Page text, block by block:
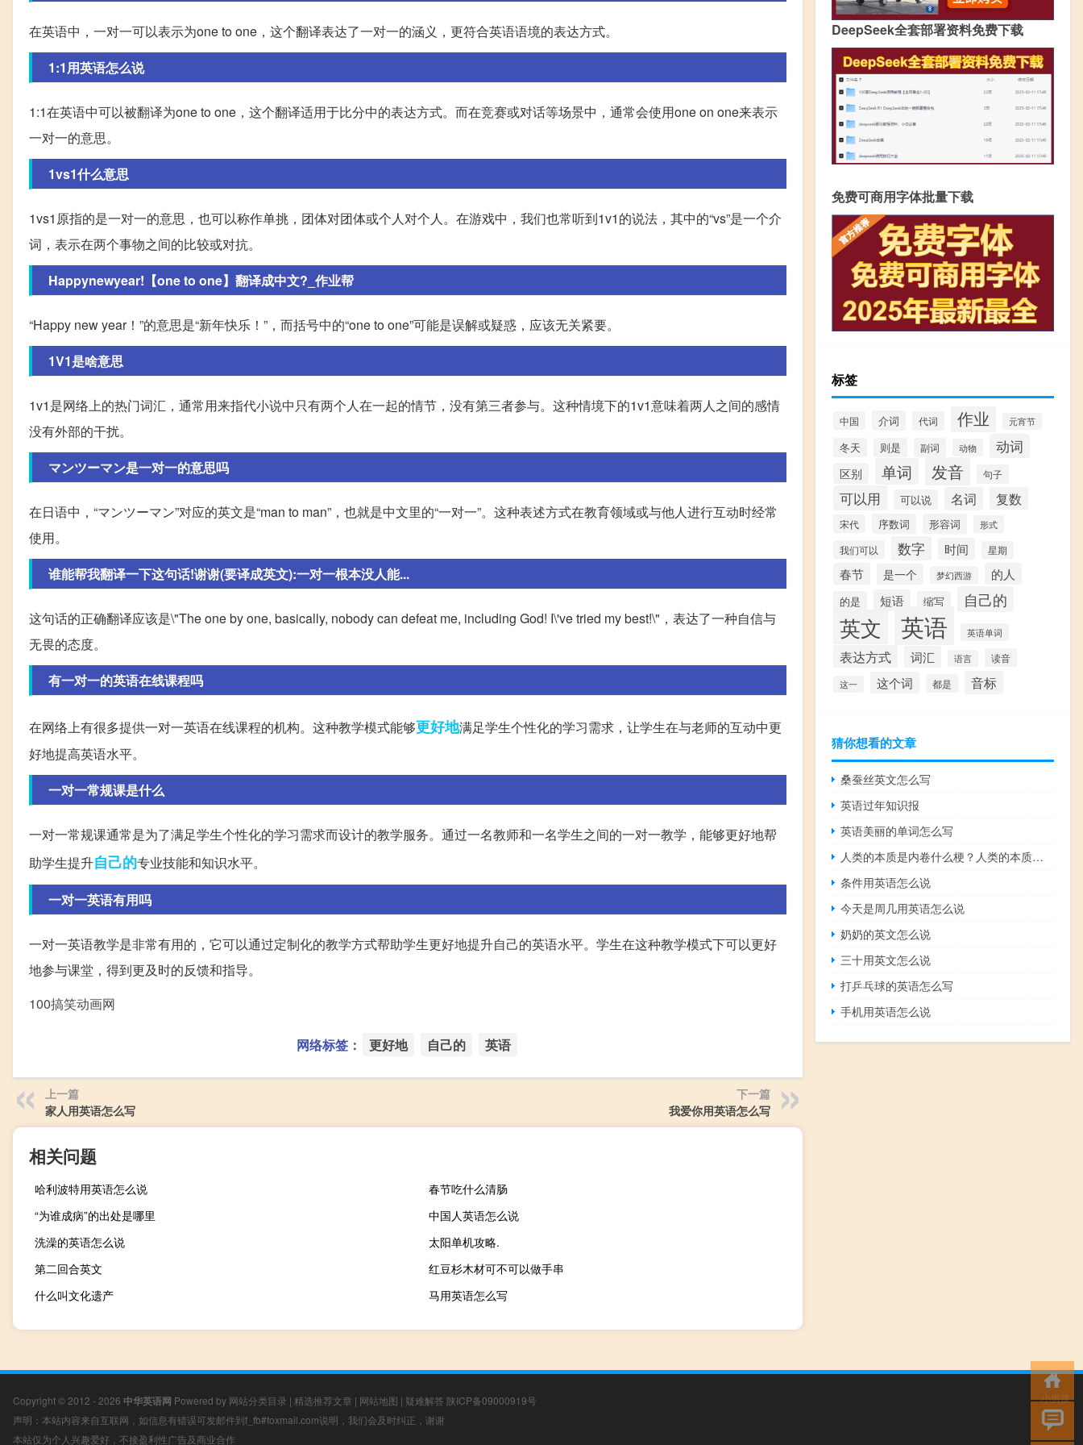
在英语中，一对一可以表示为one to one，这个翻译表达了一对一的涵义，更符合英语语境的表达方式。
1:1用英语怎么说
1:1在英语中可以被翻译为one to one，这个翻译适用于比分中的表达方式。而在竞赛或对话等场景中，通常会使用one on one来表示
一对一的意思。
1vs1什么意思
1vs1原指的是一对一的意思，也可以称作单挑，团体对团体或个人对个人。在游戏中，我们也常听到1v1的说法，其中的“vs”是一个介
词，表示在两个事物之间的比较或对抗。
Happynewyear!【one to one】翻译成中文?_作业帮
“Happy new year！”的意思是“新年快乐！”，而括号中的“one to one”可能是误解或疑惑，应该无关紧要。
1V1是啥意思
1v1是网络上的热门词汇，通常用来指代小说中只有两个人在一起的情节，没有第三者参与。这种情境下的1v1意味着两人之间的感情
没有外部的干扰。
マンツーマン是一对一的意思吗
在日语中，“マンツーマン”对应的英文是“man to man”，也就是中文里的“一对一”。这种表述方式在教育领域或与他人进行互动时经常
使用。
谁能帮我翻译一下这句话!谢谢(要译成英文):一对一根本没人能...
这句话的正确翻译应该是\"The one by one, basically, nobody can defeat me, including God! I\'ve tried my best!\"，表达了一种自信与
无畏的态度。
有一对一的英语在线课程吗
在网络上有很多提供一对一英语在线课程的机构。这种教学模式能够更好地满足学生个性化的学习需求，让学生在与老师的互动中更
好地提高英语水平。
一对一常规课是什么
一对一常规课通常是为了满足学生个性化的学习需求而设计的教学服务。通过一名教师和一名学生之间的一对一教学，能够更好地帮
助学生提升自己的专业技能和知识水平。
一对一英语有用吗
一对一英语教学是非常有用的，它可以通过定制化的教学方式帮助学生更好地提升自己的英语水平。学生在这种教学模式下可以更好
地参与课堂，得到更及时的反馈和指导。
100搞笑动画网
网络标签： 更好地 自己的 英语
上一篇
家人用英语怎么写
下一篇
我爱你用英语怎么写
相关问题
哈利波特用英语怎么说
春节吃什么清肠
“为谁成病”的出处是哪里
中国人英语怎么说
洗澡的英语怎么说
太阳单机攻略.
第二回合英文
红豆杉木材可不可以做手串
什么叫文化遗产
马用英语怎么写
DeepSeek全套部署资料免费下载
免费可商用字体批量下载
标签
中国 介词 代词 作业 元宵节
冬天 则是 副词 动物 动词
区别 单词 发音 句子
可以用 可以说 名词 复数
宋代 序数词 形容词 形式
我们可以 数字 时间 星期
春节 是一个 梦幻西游 的人
的是 短语 缩写 自己的
英文 英语 英语单词
表达方式 词汇 语言 读音
这一 这个词 都是 音标
猜你想看的文章
桑蚕丝英文怎么写
英语过年知识报
英语美丽的单词怎么写
人类的本质是内卷什么梗？人类的本质是内卷是什么意思什么梗
条件用英语怎么说
今天是周几用英语怎么说
奶奶的英文怎么说
三十用英文怎么说
打乒乓球的英语怎么写
手机用英语怎么说
Copyright © 2012 - 2026 中华英语网 Powered by 网站分类目录 | 精选推荐文章 | 网站地图 | 疑难解答 陕ICP备09000919号
声明：本站内容来自互联网，如信息有错误可发邮件到f_fb#foxmail.com说明，我们会及时纠正，谢谢
本站仅为个人兴趣爱好，不接盈利性广告及商业合作
小男孩